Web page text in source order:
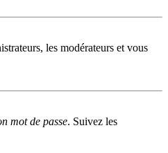
les modérateurs et vous
mot de passe. Suivez les